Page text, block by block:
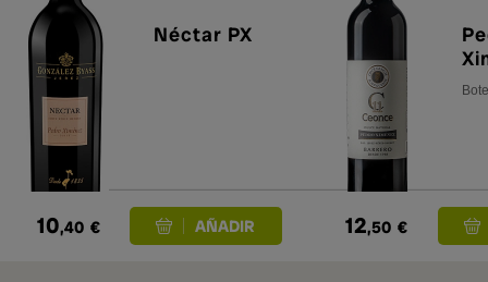
Néctar PX
10,40 € 12,50 €